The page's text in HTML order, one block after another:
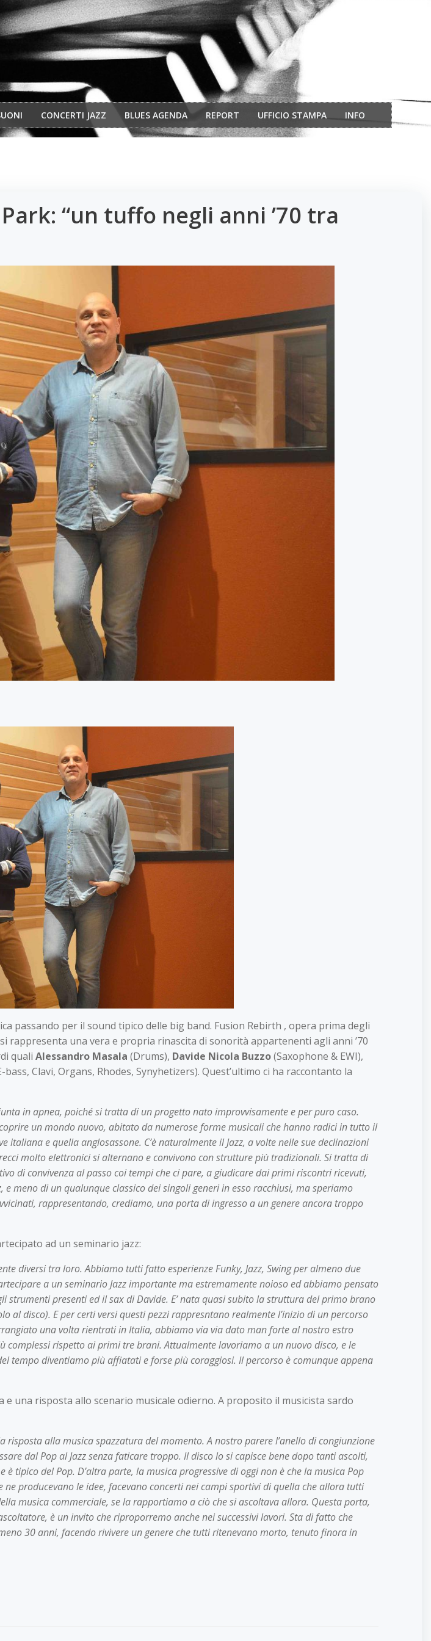
CONCERTI JAZZ BLUES AGENDA REPORT UFFICIO STAMPA INFO
“un tuffo negli anni ’70 tra
passando per il sound tipico delle big band. Fusion Rebirth , opera prima degli
rappresenta una vera e propria rinascita di sonorità appartenenti agli anni ’70
quali Alessandro Masala (Drums), Davide Nicola Buzzo(Saxophone & EWI),
bass, Clavi, Organs, Rhodes, Synyhetizers). Quest’ultimo ci ha raccontanto la
in apnea, poiché si tratta di un progetto nato improvvisamente e per puro caso.
un mondo nuovo, abitato da numerose forme musicali che hanno radici in tutto il
e quella anglosassone. C’è naturalmente il Jazz, a volte nelle sue declinazioni
molto elettronici si alternano e convivono con strutture più tradizionali. Si tratta di
di convivenza al passo coi tempi che ci pare, a giudicare dai primi riscontri ricevuti,
meno di un qualunque classico dei singoli generi in esso racchiusi, ma speriamo
rappresentando, crediamo, una porta di ingresso a un genere ancora troppo
ad un seminario jazz:
diversi tra loro. Abbiamo tutti fatto esperienze Funky, Jazz, Swing per almeno due
a un seminario Jazz importante ma estremamente noioso ed abbiamo pensato
presenti ed il sax di Davide. E’ nata quasi subito la struttura del primo brano
al disco). E per certi versi questi pezzi rappresntano realmente l’inizio di un percorso
una volta rientrati in Italia, abbiamo via via dato man forte al nostro estro
rispetto ai primi tre brani. Attualmente lavoriamo a un nuovo disco, e le
tempo diventiamo più affiatati e forse più coraggiosi. Il percorso è comunque appena
una risposta allo scenario musicale odierno. A proposito il musicista sardo
alla musica spazzatura del momento. A nostro parere l’anello di congiunzione
dal Pop al Jazz senza faticare troppo. Il disco lo si capisce bene dopo tanti ascolti,
tipico del Pop. D’altra parte, la musica progressive di oggi non è che la musica Pop
producevano le idee, facevano concerti nei campi sportivi di quella che allora tutti
musica commerciale, se la rapportiamo a ciò che si ascoltava allora. Questa porta,
è un invito che riproporremo anche nei successivi lavori. Sta di fatto che
30 anni, facendo rivivere un genere che tutti ritenevano morto, tenuto finora in